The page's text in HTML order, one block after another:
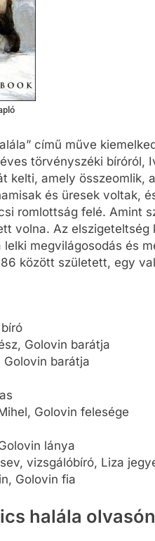
című műve
törvényszéki bíróról,
kelti, amely összeomlik,
és üresek voltak,
romlottság felé. Amint
volna. Az elszigeteltség
megvilágosodás és
között született, egy
Golovin barátja
barátja
Golovin felesége
lánya
vizsgálóbíró, Liza
Golovin fia
halála